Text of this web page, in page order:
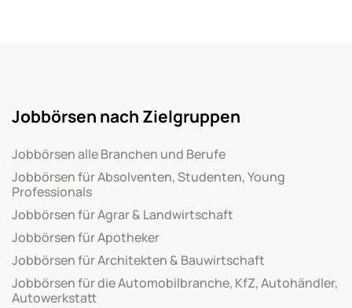
Jobbörsen nach Zielgruppen
Jobbörsen alle Branchen und Berufe
Jobbörsen für Absolventen, Studenten, Young
Professionals
Jobbörsen für Agrar & Landwirtschaft
Jobbörsen für Apotheker
Jobbörsen für Architekten & Bauwirtschaft
Jobbörsen für die Automobilbranche, KfZ, Autohändler,
Autowerkstatt